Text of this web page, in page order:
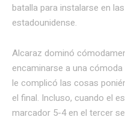
batalla para instalarse en
estadounidense.
Alcaraz dominó
encaminarse a una
le complicó las cosas
el final. Incluso, cuando el
marcador 5-4 en el tercer